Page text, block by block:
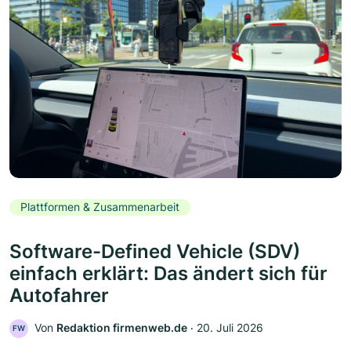
Plattformen & Zusammenarbeit
Software-Defined Vehicle (SDV)
einfach erklärt: Das ändert sich für
Autofahrer
FW Von Redaktion firmenweb.de ‧ 20. Juli 2026